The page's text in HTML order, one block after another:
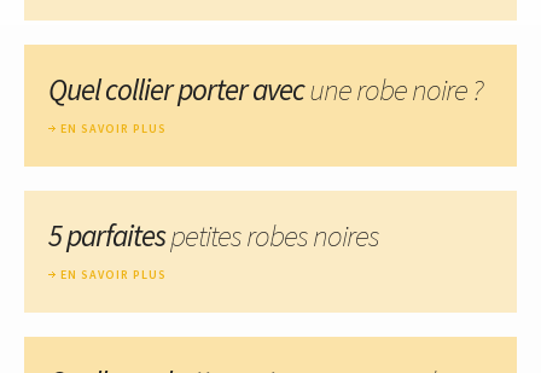
Quel collier porter avecune robe noire ?
EN SAVOIR PLUS
5 parfaitespetites robes noires
EN SAVOIR PLUS